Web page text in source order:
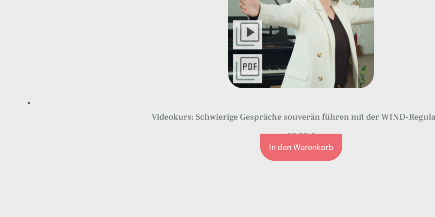
Videokurs: Schwierige Gespräche souverän führen mit der WIND-
59,00€
In den Warenkorb